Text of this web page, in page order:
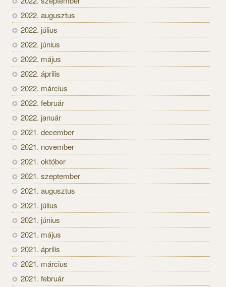
2022. augusztus
2022. július
2022. június
2022. május
2022. április
2022. március
2022. február
2022. január
2021. december
2021. november
2021. október
2021. szeptember
2021. augusztus
2021. július
2021. június
2021. május
2021. április
2021. március
2021. február